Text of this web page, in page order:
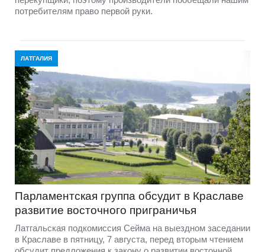
потребителям право первой руки.
ЛАТГАЛИЯ
Парламентская группа обсудит в Краславе
развитие восточного приграничья
Латгальская подкомиссия Сейма на выездном заседании
в Краславе в пятницу, 7 августа, перед вторым чтением